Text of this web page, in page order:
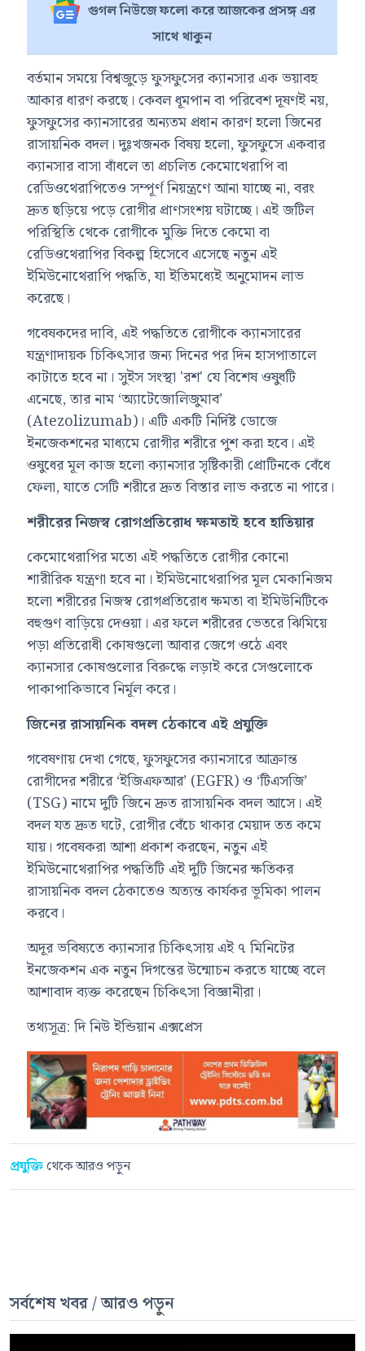
গুগল নিউজে ফলো করে আজকের প্রসঙ্গ এর
সাথে থাকুন
বর্তমান সময়ে বিশ্বজুড়ে ফুসফুসের ক্যানসার এক ভয়াবহ
আকার ধারণ করছে। কেবল ধূমপান বা পরিবেশ দূষণই নয়,
ফুসফুসের ক্যানসারের অন্যতম প্রধান কারণ হলো জিনের
রাসায়নিক বদল। দুঃখজনক বিষয় হলো, ফুসফুসে একবার
ক্যানসার বাসা বাঁধলে তা প্রচলিত কেমোথেরাপি বা
রেডিওথেরাপিতেও সম্পূর্ণ নিয়ন্ত্রণে আনা যাচ্ছে না, বরং
দ্রুত ছড়িয়ে পড়ে রোগীর প্রাণসংশয় ঘটাচ্ছে। এই জটিল
পরিস্থিতি থেকে রোগীকে মুক্তি দিতে কেমো বা
রেডিওথেরাপির বিকল্প হিসেবে এসেছে নতুন এই
ইমিউনোথেরাপি পদ্ধতি, যা ইতিমধ্যেই অনুমোদন লাভ
করেছে।
গবেষকদের দাবি, এই পদ্ধতিতে রোগীকে ক্যানসারের
যন্ত্রণাদায়ক চিকিৎসার জন্য দিনের পর দিন হাসপাতালে
কাটাতে হবে না। সুইস সংস্থা 'রশ' যে বিশেষ ওষুধটি
এনেছে, তার নাম ‘অ্যাটেজোলিজুমাব’
(Atezolizumab)। এটি একটি নির্দিষ্ট ডোজে
ইনজেকশনের মাধ্যমে রোগীর শরীরে পুশ করা হবে। এই
ওষুধের মূল কাজ হলো ক্যানসার সৃষ্টিকারী প্রোটিনকে বেঁধে
ফেলা, যাতে সেটি শরীরে দ্রুত বিস্তার লাভ করতে না পারে।
শরীরের নিজস্ব রোগপ্রতিরোধ ক্ষমতাই হবে হাতিয়ার
কেমোথেরাপির মতো এই পদ্ধতিতে রোগীর কোনো
শারীরিক যন্ত্রণা হবে না। ইমিউনোথেরাপির মূল মেকানিজম
হলো শরীরের নিজস্ব রোগপ্রতিরোধ ক্ষমতা বা ইমিউনিটিকে
বহুগুণ বাড়িয়ে দেওয়া। এর ফলে শরীরের ভেতরে ঝিমিয়ে
পড়া প্রতিরোধী কোষগুলো আবার জেগে ওঠে এবং
ক্যানসার কোষগুলোর বিরুদ্ধে লড়াই করে সেগুলোকে
পাকাপাকিভাবে নির্মূল করে।
জিনের রাসায়নিক বদল ঠেকাবে এই প্রযুক্তি
গবেষণায় দেখা গেছে, ফুসফুসের ক্যানসারে আক্রান্ত
রোগীদের শরীরে ‘ইজিএফআর’ (EGFR) ও ‘টিএসজি’
(TSG) নামে দুটি জিনে দ্রুত রাসায়নিক বদল আসে। এই
বদল যত দ্রুত ঘটে, রোগীর বেঁচে থাকার মেয়াদ তত কমে
যায়। গবেষকরা আশা প্রকাশ করছেন, নতুন এই
ইমিউনোথেরাপির পদ্ধতিটি এই দুটি জিনের ক্ষতিকর
রাসায়নিক বদল ঠেকাতেও অত্যন্ত কার্যকর ভূমিকা পালন
করবে।
অদূর ভবিষ্যতে ক্যানসার চিকিৎসায় এই ৭ মিনিটের
ইনজেকশন এক নতুন দিগন্তের উন্মোচন করতে যাচ্ছে বলে
আশাবাদ ব্যক্ত করেছেন চিকিৎসা বিজ্ঞানীরা।
তথ্যসূত্র: দি নিউ ইন্ডিয়ান এক্সপ্রেস
প্রযুক্তি থেকে আরও পড়ুন
সর্বশেষ খবর / আরও পড়ুন